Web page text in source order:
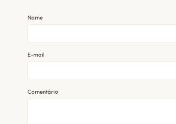
Nome
E-mail
Comentário